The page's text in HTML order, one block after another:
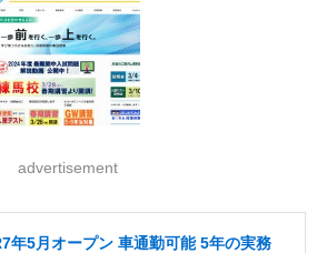
advertisement
年5月オープン 車通勤可能 5年の実務